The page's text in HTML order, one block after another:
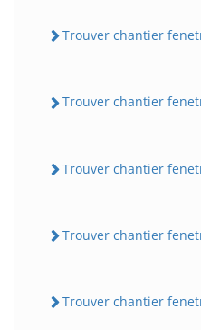
Trouver chantier
Trouver chantier
Trouver chantier
Trouver chantier
Trouver chantier